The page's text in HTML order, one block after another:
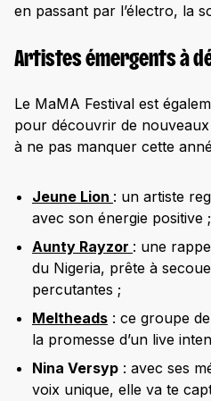
en passant par l’électro, la
Artistes émergents à
Le MaMA Festival est
pour découvrir de
à ne pas manquer cette
Jeune Lion : un artiste
avec son énergie positive ;
Aunty Rayzor : une
du Nigeria, prête à
percutantes ;
Meltheads : ce groupe
la promesse d’un live
Nina Versyp : avec ses
voix unique, elle va te